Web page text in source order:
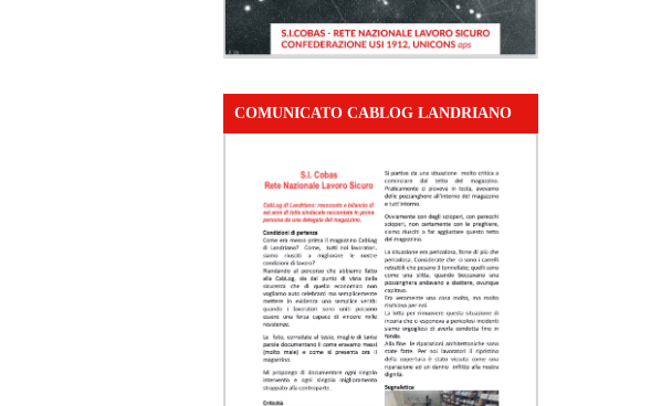
COMUNICATO CABLOG LANDRIANO